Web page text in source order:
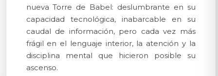
nueva Torre de Babel: deslumbrante en su
capacidad tecnológica, inabarcable en su
caudal de información, pero cada vez más
frágil en el lenguaje interior, la atención y la
disciplina mental que hicieron posible su
ascenso.